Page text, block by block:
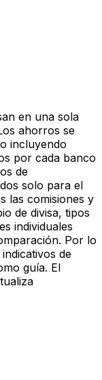
en una sola
ahorros se
incluyendo
por cada banco
de
solo para el
las comisiones y
de divisa, tipos
individuales
Por lo
de
guía. El